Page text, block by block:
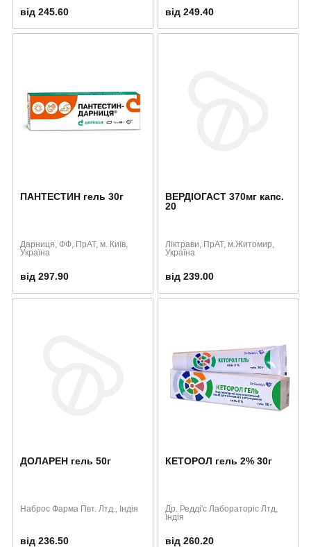
від 245.60 від 249.40
ПАНТЕСТИН гель 30г
Дарниця, ФФ, ПрАТ, м. Київ,
Україна
від 297.90
ВЕРДІОГАСТ 370мг капс.
20
Ліктрави, ПрАТ, м.Житомир,
Україна
від 239.00
ДОЛАРЕН гель 50г
Наброс Фарма Пвт. Лтд., Індія
від 236.50
КЕТОРОЛ гель 2% 30г
Др. Редді'с Лабораторіс Лтд,
Індія
від 260.20